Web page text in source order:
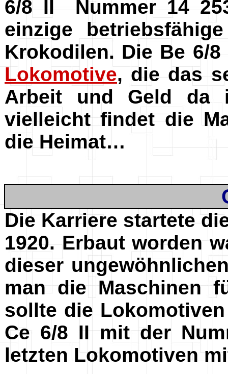
6/8 II
Nummer 14
einzige
Krokodilen. Die Be 6/
Lokomotive, die das
Arbeit und Geld da
vielleicht findet die
die Heimat…
Die Karriere startete
1920. Erbaut worden
dieser
man die Maschinen
sollte die
Ce 6/8 II mit der
letzten Lokomotiven